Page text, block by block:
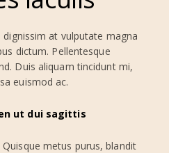
at vulputate magna
dictum. Pellentesque
Duis aliquam tincidunt mi,
euismod ac.
ut dui sagittis
metus purus, blandit